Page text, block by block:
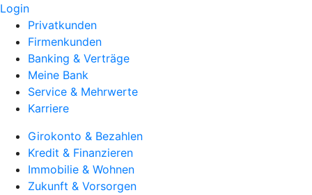
Login
Privatkunden
Firmenkunden
Banking & Verträge
Meine Bank
Service & Mehrwerte
Karriere
Girokonto & Bezahlen
Kredit & Finanzieren
Immobilie & Wohnen
Zukunft & Vorsorgen